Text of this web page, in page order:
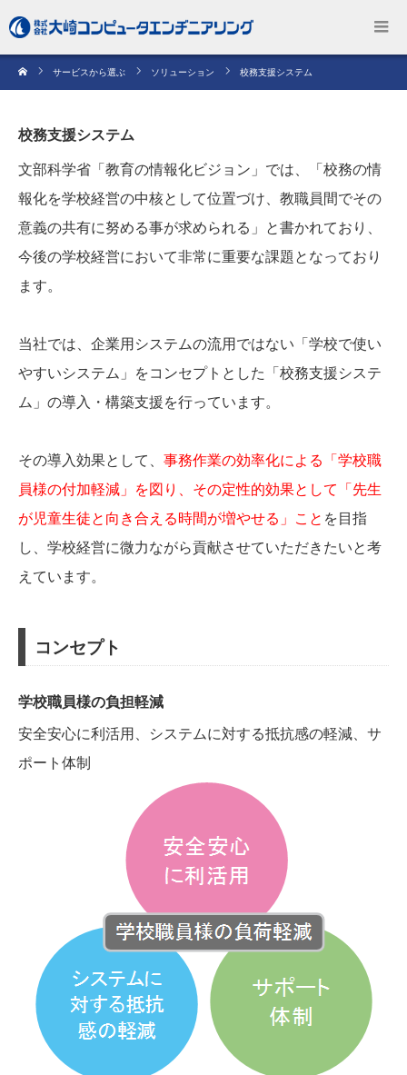
サービスから選ぶ ソリューション 校務支援システム
校務支援システム
文部科学省「教育の情報化ビジョン」では、「校務の情
報化を学校経営の中核として位置づけ、教職員間でその
意義の共有に努める事が求められる」と書かれており、
今後の学校経営において非常に重要な課題となっており
ます。
当社では、企業用システムの流用ではない「学校で使い
やすいシステム」をコンセプトとした「校務支援システ
ム」の導入・構築支援を行っています。
その導入効果として、 事務作業の効率化による「学校職
員様の付加軽減」を図り、その定性的効果として「先生
が児童生徒と向き合える時間が増やせる」こと を目指
し、学校経営に微力ながら貢献させていただきたいと考
えています。
コンセプト
学校職員様の負担軽減
安全安心に利活用、システムに対する抵抗感の軽減、サ
ポート体制